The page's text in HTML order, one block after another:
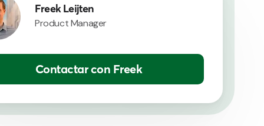
Freek Leijten
Product Manager
Contactar con Freek